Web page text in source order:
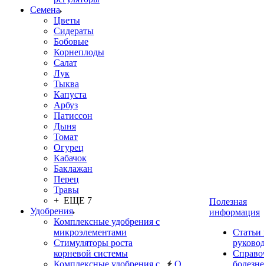
Семена
Цветы
Сидераты
Бобовые
Корнеплоды
Салат
Лук
Тыква
Капуста
Арбуз
Патиссон
Дыня
Томат
Огурец
Кабачок
Баклажан
Перец
Травы
+ ЕЩЕ 7
Удобрения
Комплексные удобрения с
микроэлементами
Стимуляторы роста
корневой системы
Комплексные удобрения с
О
Полезная
информация
Статьи